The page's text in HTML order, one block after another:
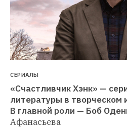
СЕРИАЛЫ
«Счастливчик Хэнк» —
литературы в творческом
В главной роли — Боб
Афанасьева